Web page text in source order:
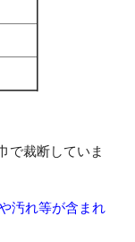
で裁断していま
汚れ等が含まれ